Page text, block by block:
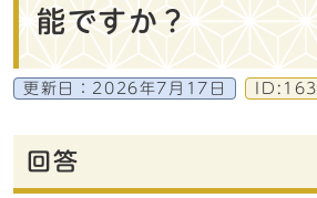
能ですか？
更新日： 2026年7月17日 ID:163
回答